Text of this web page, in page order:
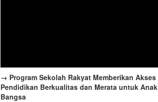
→ Program Sekolah Rakyat Memberikan Akses
Pendidikan Berkualitas dan Merata untuk Anak
Bangsa